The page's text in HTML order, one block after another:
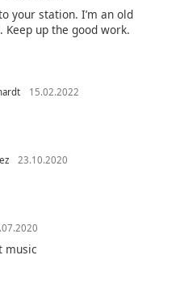
your station. I’m an old
up the good work.
15.02.2022
23.10.2020
music